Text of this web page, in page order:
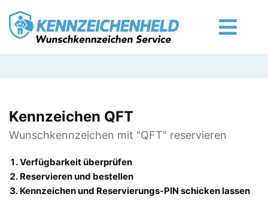
Kennzeichen QFT
Wunschkennzeichen mit "QFT" reservieren
Verfügbarkeit überprüfen
Reservieren und bestellen
Kennzeichen und Reservierungs-PIN schicken lassen